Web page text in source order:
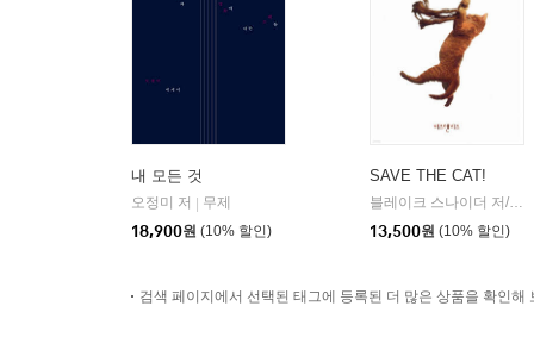
내 모든 것
오정미 저
무제
18,900원 (10% 할인)
SAVE THE CAT!
블레이크 스나이더 저/이태선 역
13,500원 (10% 할인)
검색 페이지에서 선택된 태그에 등록된 더 많은 상품을 확인해